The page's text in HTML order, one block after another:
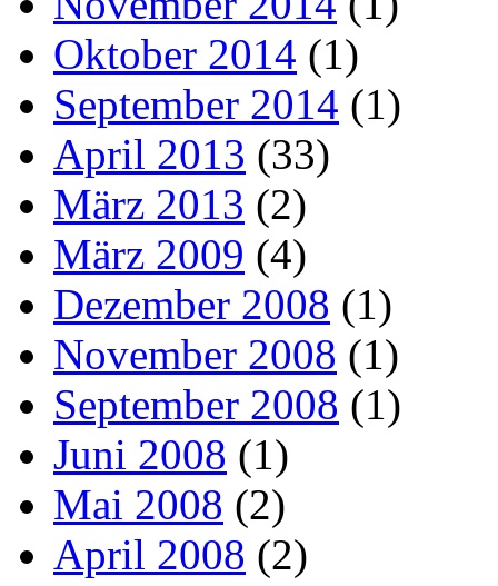
Oktober 2014 (1)
September 2014 (1)
April 2013 (33)
März 2013 (2)
März 2009 (4)
Dezember 2008 (1)
November 2008 (1)
September 2008 (1)
Juni 2008 (1)
Mai 2008 (2)
April 2008 (2)